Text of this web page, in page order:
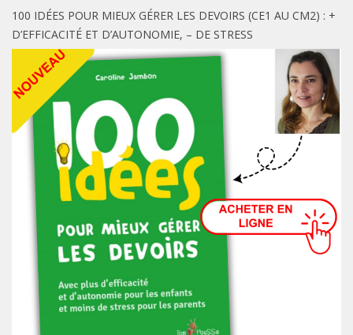
100 IDÉES POUR MIEUX GÉRER LES DEVOIRS (CE1 AU CM2) : +
D’EFFICACITÉ ET D’AUTONOMIE, – DE STRESS